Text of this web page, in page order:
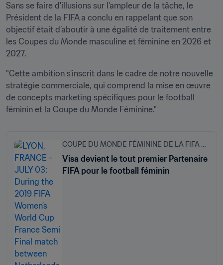
Sans se faire d'illusions sur l'ampleur de la tâche, le
Président de la FIFA a conclu en rappelant que son
objectif était d’aboutir à une égalité de traitement entre
les Coupes du Monde masculine et féminine en 2026 et
2027.
"Cette ambition s’inscrit dans le cadre de notre nouvelle
stratégie commerciale, qui comprend la mise en œuvre
de concepts marketing spécifiques pour le football
féminin et la Coupe du Monde Féminine."
COUPE DU MONDE FÉMININE DE LA FIFA 2023
Visa devient le tout premier Partenaire
FIFA pour le football féminin